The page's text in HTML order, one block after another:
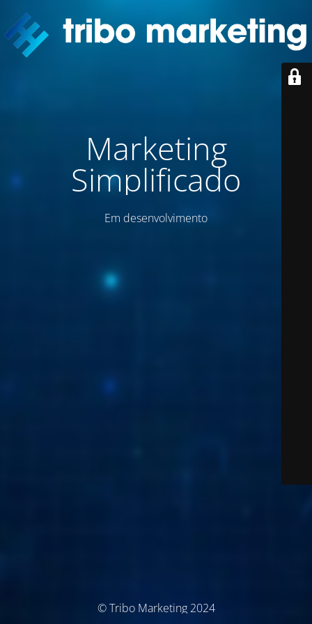
Marketing
Simplificado
Em desenvolvimento
© Tribo Marketing 2024